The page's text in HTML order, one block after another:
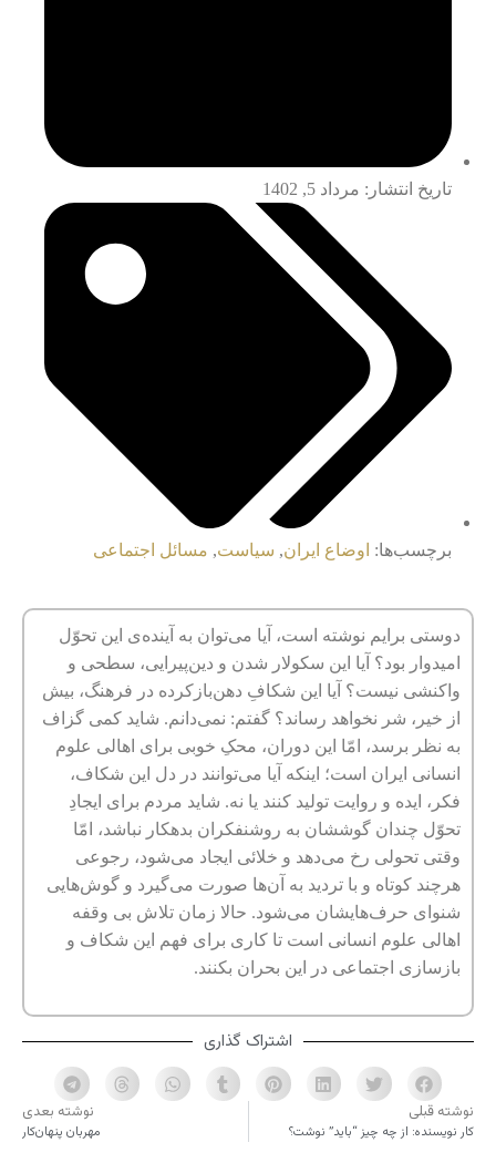
تاریخ انتشار: مرداد 5, 1402
برچسب‌ها: اوضاع ایران, سیاست, مسائل اجتماعی
دوستی برایم نوشته است، آیا می‌توان به آینده‌ی این تحوّل
امیدوار بود؟ آیا این سکولار شدن و دین‌پیرایی، سطحی و
واکنشی نیست؟ آیا این شکافِ دهن‌بازکرده در فرهنگ، بیش
از خیر، شر نخواهد رساند؟ گفتم: نمی‌دانم. شاید کمی گزاف
به نظر برسد، امّا این دوران، محکِ خوبی برای اهالی علوم
انسانی ایران است؛ اینکه آیا می‌توانند در دل این شکاف،
فکر، ایده و روایت تولید کنند یا نه. شاید مردم برای ایجادِ
تحوّل چندان گوششان به روشنفکران بدهکار نباشد، امّا
وقتی تحولی رخ می‌دهد و خلائی ایجاد می‌شود، رجوعی
هرچند کوتاه و با تردید به آن‌ها صورت می‌گیرد و گوش‌هایی
شنوای حرف‌هایشان می‌شود. حالا زمان تلاش بی وقفه
اهالی علوم انسانی است تا کاری برای فهم این شکاف و
بازسازی اجتماعی در این بحران بکنند‌.
اشتراک گذاری
نوشته قبلی
کار نویسنده: از چه چیز “باید” نوشت؟
نوشته بعدی
مهربان پنهان‌کار